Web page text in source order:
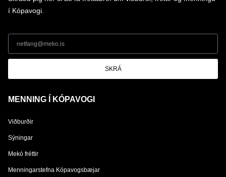
í Kópavogi.
SKRÁ
MENNING Í KÓPAVOGI
Viðburðir
Sýningar
Mekó fréttir
Menningarstefna Kópavogsbæjar